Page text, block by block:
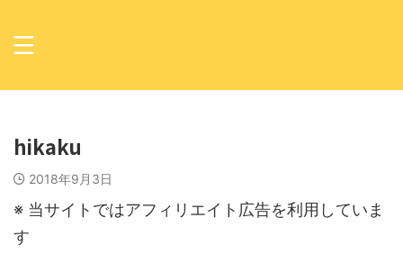
hikaku
2018年9月3日
※ 当サイトではアフィリエイト広告を利用していま
す